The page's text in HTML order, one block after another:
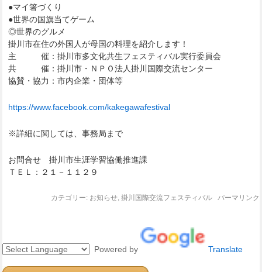
●マイ箸づくり
●世界の国旗当てゲーム
◎世界のグルメ
掛川市在住の外国人が母国の料理を紹介します！
主 催：掛川市多文化共生フェスティバル実行委員会
共 催：掛川市・ＮＰＯ法人掛川国際交流センター
協賛・協力：市内企業・団体等
https://www.facebook.com/kakegawafestival
※詳細に関しては、事務局まで
お問合せ 掛川市生涯学習協働推進課
ＴＥＬ：２１－１１２９
カテゴリー: お知らせ, 掛川国際交流フェスティバル パーマリンク
Powered by Translate